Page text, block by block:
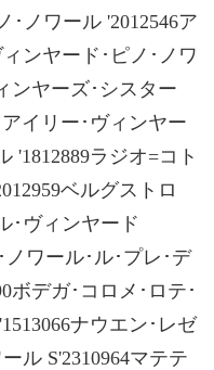
･ノワール '2012546ア
ンヤード･ピノ･ノワ
ンヤーズ･シスター
イリー･ヴィンヤー
'1812889ラジオ=コト
ベルグストロ
･ヴィンヤード
ノワール･ル･プレ･デ
ボデガ･コロメ･ロテ･
ナウエン･レゼ
ル S'2310964マテテ